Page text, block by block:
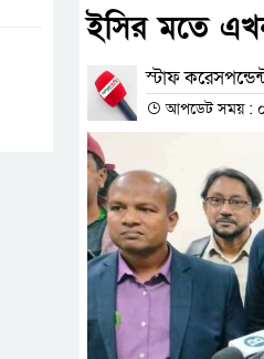
ইসির মতে
স্টাফ
আপডেট সময় :